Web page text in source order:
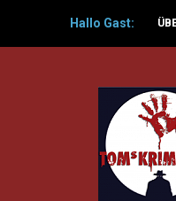
Hallo Gast: